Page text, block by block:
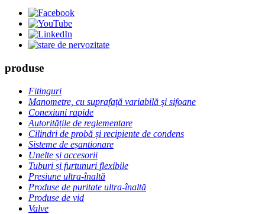
produse
Fitinguri
Manometre, cu suprafață variabilă și sifoane
Conexiuni rapide
Autoritățile de reglementare
Cilindri de probă și recipiente de condens
Sisteme de eșantionare
Unelte și accesorii
Tuburi și furtunuri flexibile
Presiune ultra-înaltă
Produse de puritate ultra-înaltă
Produse de vid
Valve